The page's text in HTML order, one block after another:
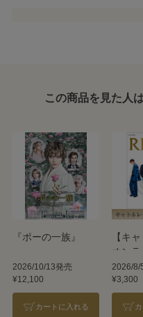
この商品を見た人
『ポーの一族』
2026/10/13発売
¥12,100
カートに入れる
【キ
オン
版】
2026/8/
¥3,300